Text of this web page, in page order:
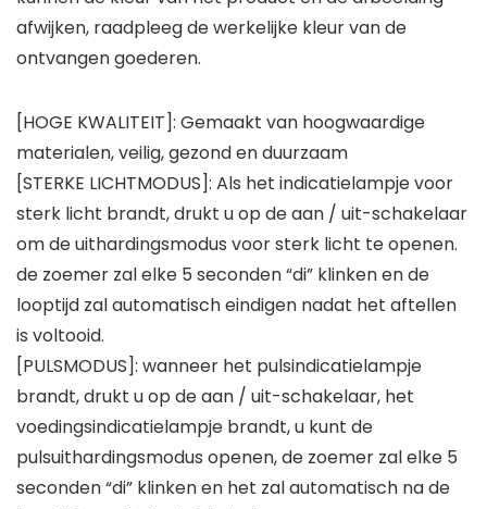
afwijken, raadpleeg de werkelijke kleur van de
ontvangen goederen.
[HOGE KWALITEIT]: Gemaakt van hoogwaardige
materialen, veilig, gezond en duurzaam
[STERKE LICHTMODUS]: Als het indicatielampje voor
sterk licht brandt, drukt u op de aan / uit-schakelaar
om de uithardingsmodus voor sterk licht te openen.
de zoemer zal elke 5 seconden “di” klinken en de
looptijd zal automatisch eindigen nadat het aftellen
is voltooid.
[PULSMODUS]: wanneer het pulsindicatielampje
brandt, drukt u op de aan / uit-schakelaar, het
voedingsindicatielampje brandt, u kunt de
pulsuithardingsmodus openen, de zoemer zal elke 5
seconden “di” klinken en het zal automatisch na de